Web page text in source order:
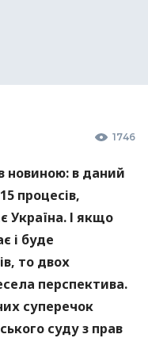
1746
новиною: в даний
процесів,
Україна. І якщо
і буде
то двох
перспектива.
суперечок
суду з прав